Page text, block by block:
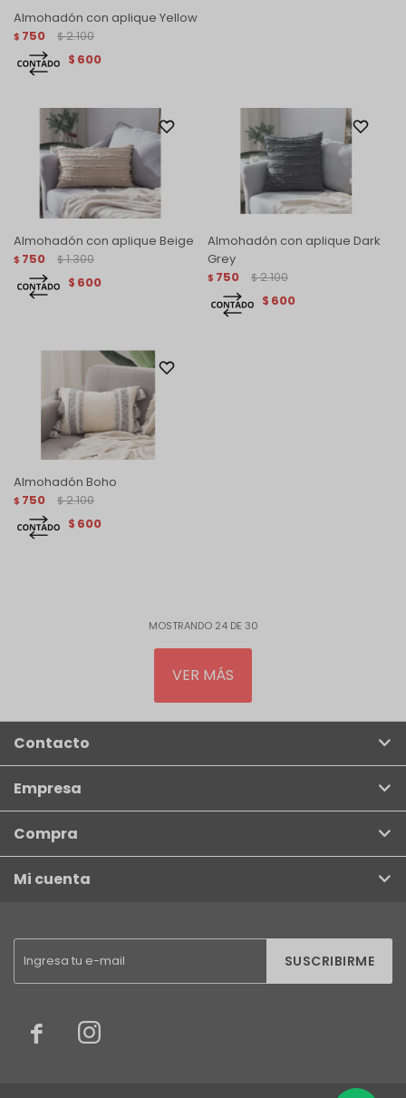
Almohadón con aplique Yellow
$ 750 $ 2.100
$ 600
Almohadón con aplique Beige
$ 750 $ 1.300
$ 600
Almohadón con aplique Dark
Grey
$ 750 $ 2.100
$ 600
Almohadón Boho
$ 750 $ 2.100
$ 600
MOSTRANDO 24DE 30
VER MÁS
SUSCRIBIRME
 
Contacto
Empresa
Compra
Mi cuenta